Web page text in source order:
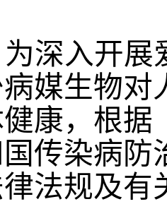
为深入开展
媒生物对
康，根据
传染病
法规及有